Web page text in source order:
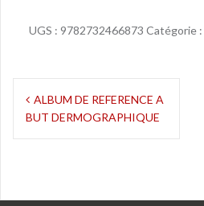
UGS : 9782732466873 Catégorie :
Navigation
de
ALBUM DE REFERENCE A
BUT DERMOGRAPHIQUE